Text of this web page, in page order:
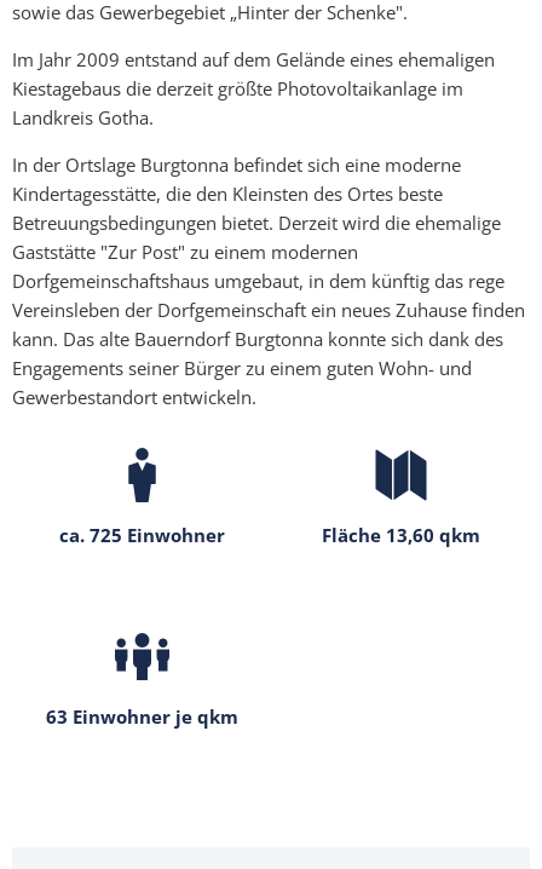
sowie das Gewerbegebiet „Hinter der Schenke".
Im Jahr 2009 entstand auf dem Gelände eines ehemaligen
Kiestagebaus die derzeit größte Photovoltaikanlage im
Landkreis Gotha.
In der Ortslage Burgtonna befindet sich eine moderne
Kindertagesstätte, die den Kleinsten des Ortes beste
Betreuungsbedingungen bietet. Derzeit wird die ehemalige
Gaststätte "Zur Post" zu einem modernen
Dorfgemeinschaftshaus umgebaut, in dem künftig das rege
Vereinsleben der Dorfgemeinschaft ein neues Zuhause finden
kann. Das alte Bauerndorf Burgtonna konnte sich dank des
Engagements seiner Bürger zu einem guten Wohn- und
Gewerbestandort entwickeln.
ca. 725 Einwohner Fläche 13,60 qkm
63 Einwohner je qkm